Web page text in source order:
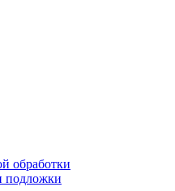
обработки
подложки